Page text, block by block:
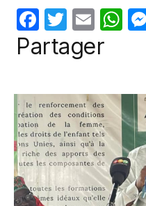
o
o
k
p
p
F
a
b
o
o
k
T
w
itt
E
m
W
A
p
p
Partager